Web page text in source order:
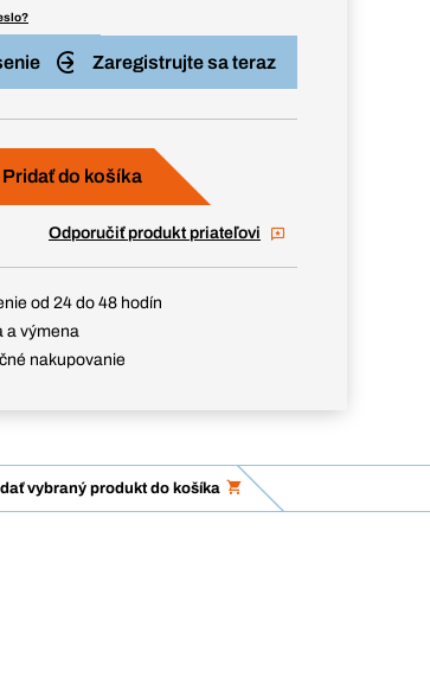
Zaregistrujte sa teraz
Pridať do košíka
Odporučiť produkt priateľovi
od 24 do 48 hodín
a výmena
nakupovanie
vybraný produkt do košíka